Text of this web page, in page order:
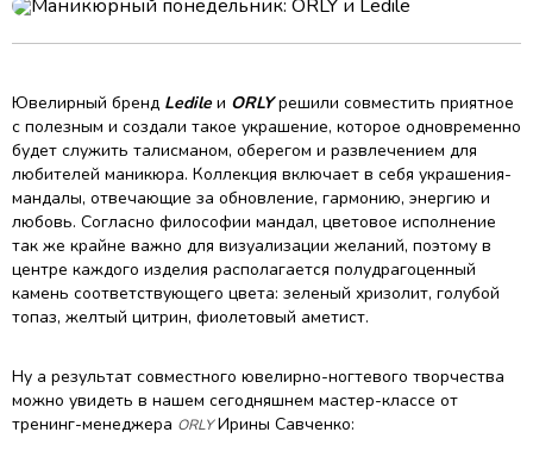
Ювелирный бренд Ledileи ORLYрешили совместить приятное
с полезным и создали такое украшение, которое одновременно
будет служить талисманом, оберегом и развлечением для
любителей маникюра. Коллекция включает в себя украшения-
мандалы, отвечающие за обновление, гармонию, энергию и
любовь. Согласно философии мандал, цветовое исполнение
так же крайне важно для визуализации желаний, поэтому в
центре каждого изделия располагается полудрагоценный
камень соответствующего цвета: зеленый хризолит, голубой
топаз, желтый цитрин, фиолетовый аметист.
Ну а результат совместного ювелирно-ногтевого творчества
можно увидеть в нашем сегодняшнем мастер-классе от
тренинг-менеджера ORLYИрины Савченко: